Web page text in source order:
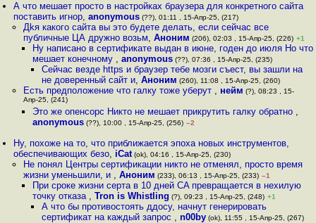
А что мешает просто в настройках браузера для конкретного сайта
поставить игнор,anonymous (??), 01:11 , 15-Апр-25, (217)
Дkя какого сайта вы это будете делать, если сейчас все
публичные ЦА дружно возьм, Аноним (206), 02:03 , 15-Апр-25, (226) +1
Ну написано в сертификате выдан в июне, годен до июля Но что
мешает конечному , anonymous(??), 07:36 , 15-Апр-25, (235)
Сейчас везде https и браузер тебе мозги съест, вы зашли на
не доверенный сайт и,Аноним (260), 11:08 , 15-Апр-25, (260)
Есть предположение что галку тоже уберут , нейм (?), 08:23 , 15-
Апр-25, (241)
Это же опенсорс Никто не мешает прикрутить галку обратно ,
anonymous(??), 10:00 , 15-Апр-25, (256) –2
Ну, похоже на то, что приближается эпоха новых инструментов,
обеспечивающих безо, iCat (ok), 04:16 , 15-Апр-25, (230)
Не понял Центры сертификации никто не отменял, просто время
жизни уменьшили, и , Аноним (233), 06:13 , 15-Апр-25, (233) –1
При сроке жизни серта в 10 дней CA превращается в нехилую
точку отказа , Tron is Whistling (?), 09:23 , 15-Апр-25, (248) +1
А что бы противостоять ддосу, начнут генерировать
сертификат на каждый запрос ,n00by (ok), 11:55 , 15-Апр-25, (267)